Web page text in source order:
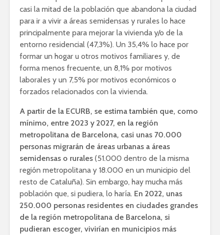
casi la mitad de la población que abandona la ciudad
para ir a vivir a áreas semidensas y rurales lo hace
principalmente para mejorar la vivienda y/o de la
entorno residencial (47,3%). Un 35,4% lo hace por
formar un hogar u otros motivos familiares y, de
forma menos frecuente, un 8,1% por motivos
laborales y un 7,5% por motivos económicos o
forzados relacionados con la vivienda.
A partir de la ECURB, se estima también que, como
mínimo, entre 2023 y 2027, en la región
metropolitana de Barcelona, ​​casi unas 70.000
personas migrarán de áreas urbanas a áreas
semidensas o rurales (51.000 dentro de la misma
región metropolitana y 18.000 en un municipio del
resto de Cataluña). Sin embargo, hay mucha más
población que, si pudiera, lo haría. En 2022, unas
250.000 personas residentes en ciudades grandes
de la región metropolitana de Barcelona, ​​si
pudieran escoger, vivirían en municipios más